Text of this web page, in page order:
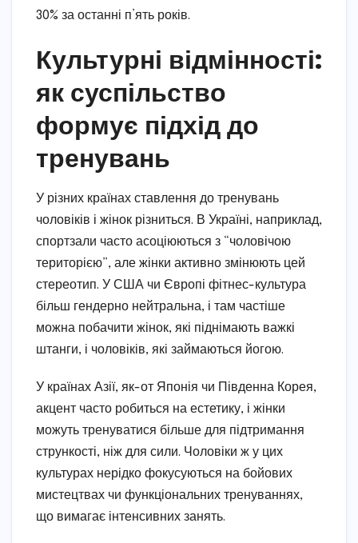
30% за останні п’ять років.
Культурні відмінності:
як суспільство
формує підхід до
тренувань
У різних країнах ставлення до тренувань
чоловіків і жінок різниться. В Україні, наприклад,
спортзали часто асоціюються з “чоловічою
територією”, але жінки активно змінюють цей
стереотип. У США чи Європі фітнес-культура
більш гендерно нейтральна, і там частіше
можна побачити жінок, які піднімають важкі
штанги, і чоловіків, які займаються йогою.
У країнах Азії, як-от Японія чи Південна Корея,
акцент часто робиться на естетику, і жінки
можуть тренуватися більше для підтримання
стрункості, ніж для сили. Чоловіки ж у цих
культурах нерідко фокусуються на бойових
мистецтвах чи функціональних тренуваннях,
що вимагає інтенсивних занять.